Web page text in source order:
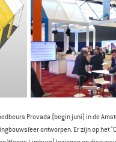
Provada (begin juni) in de
ontworpen. Er zijn op het